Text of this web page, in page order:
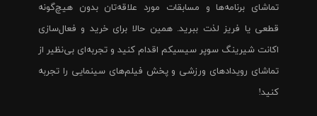
تماشای برنامه‌ها و مسابقات مورد علاقه‌تان بدون هیچ‌گونه
قطعی یا فریز لذت ببرید. همین حالا برای خرید و فعال‌سازی
اکانت شیرینگ سوپر سیسیکم اقدام کنید و تجربه‌ای بی‌نظیر از
تماشای رویدادهای ورزشی و پخش فیلم‌های سینمایی را تجربه
کنید!